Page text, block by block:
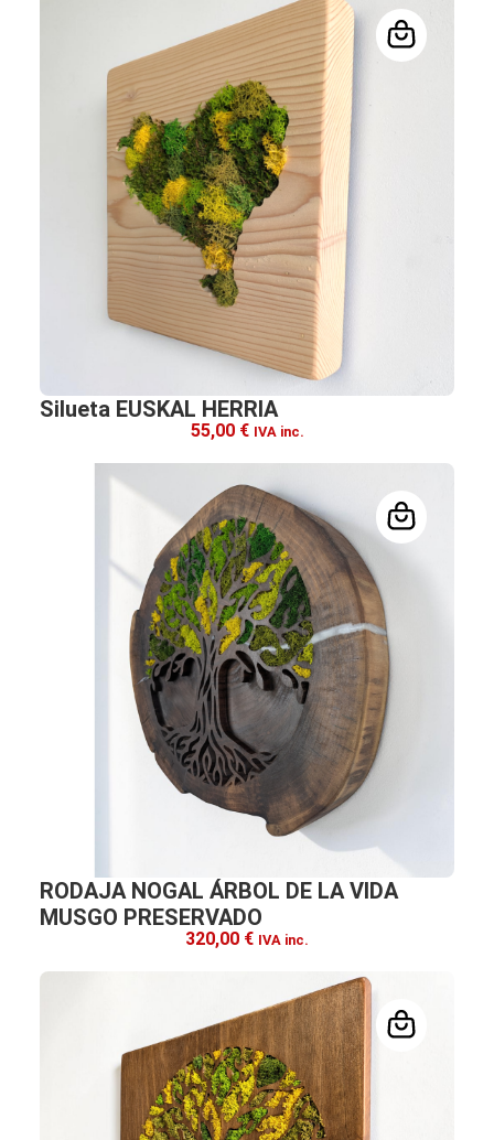
Silueta EUSKAL HERRIA
55,00 € IVA inc.
RODAJA NOGAL ÁRBOL DE LA VIDA
MUSGO PRESERVADO
320,00 € IVA inc.